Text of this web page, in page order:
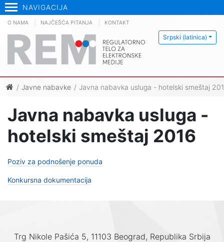
NAVIGACIJA
Srpski (latinica)
O NAMA NAJČEŠĆA PITANJA KONTAKT
Javne nabavke Javna nabavka usluga - hotelski smeštaj
Javna nabavka usluga -
hotelski smeštaj 2016
Poziv za podnošenje ponuda
Konkursna dokumentacija
Trg Nikole Pašića 5, 11103 Beograd, Republika Srbija